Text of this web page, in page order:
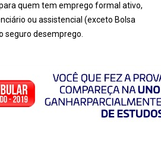
quem tem emprego formal ativo,
ou assistencial (exceto Bolsa
seguro desemprego.